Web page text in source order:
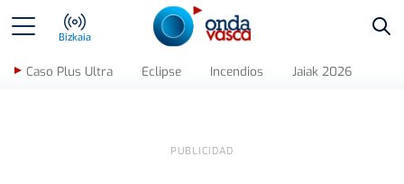
Bizkaia
Caso Plus Ultra Eclipse Incendios Jaiak 2026